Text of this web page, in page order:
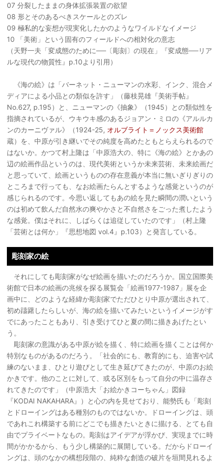
07 分裂したままの身体拡張装置の欲望
08 形とそのあるべきスケールとのズレ
09 極私的な妄想が現実化したかのようなワイルドなイメージ
10 「美術」という固有のフィールドへの相対化の意志
（天野一夫「変成態のために──〔彫刻〕の現在」『変成態──リア
ルな現代の物質性』p.10より引用）
《海の絵》は「バーネット・ニューマンの水彩、インク、混合メ
ディアによる小品との類似を許す」（藤枝晃雄『美術手帖』
No.627, p.195）と、ニューマンの《抽象》（1945）との類似性を
指摘されているが、ウキウキ感のあるジョアン・ミロの《アルルカ
ンのカーニヴァル》（1924-25, オルブライト＝ノックス美術館
蔵）を、中原が引き継いでその純度を高めたともとらえられるので
はないか。かつて村上隆は「中原浩大の、特に《海の絵》とかあの
辺の絵画作品というのは、現代美術というか未来芸術、未来絵画だ
と思っていて、絵画というものの存在意義が本当に無いぎりぎりの
ところまで行っても、なお絵画たらんとするような感覚というのが
感じられるのです。今思い返してもあの絵を見た瞬間の潤いという
のは初めて飲んだ自然水の爽やかさと不自然さをごった煮したよう
な感覚。僕はそれに、しばらくは追従していたのです」（村上隆
「芸術とは何か」『思想地図 vol.4』p.103）と発言している。
彫刻家の絵
それにしても彫刻家がなぜ絵画を描いたのだろうか。国立国際美
術館で日本の絵画の兆候を探る展覧会「絵画1977-1987」展を企
画中に、どのような経緯か彫刻家でただひとり中原が選出されて、
初め躊躇したらしいが、海の絵を描いてみたいというイメージがす
でにあったこともあり、引き受けてひと夏の間に描きあげたとい
う。
彫刻家の意識がある中原が絵を描く、特に絵画を描くことは何か
特別なものがあるのだろう。「社会的にも、教育的にも、迫害や試
練のないまま、ひとり遊びとして生き延びてきたのが、中原のお絵
かきです。他のことに対して、或る区別をもって自分の中に温存さ
れてきたのです」（中原浩大「お絵かきコーちゃん」図録
『KODAI NAKAHARA』）と心の内を見せており、能勢氏も「彫刻
とドローイングはある種別のものではないか。ドローイングは、頭
であれこれ構築する前にどこでも描きたいときに描ける、とても自
由でプライベートなもの。彫刻はアイデアが浮かび、実現までに時
間がかかるから、もう少し構築的に展開している。だからドローイ
ングは、頭のなかの構想段階の、純粋な創造の破片を垣間見れるよ